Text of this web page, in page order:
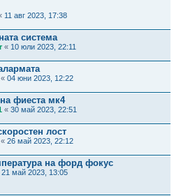
11 авг 2023, 17:38
система
« 10 юли 2023, 22:11
« 04 юни 2023, 12:22
фиеста мк4
« 30 май 2023, 22:51
лост
« 26 май 2023, 22:12
на форд фокус
21 май 2023, 13:05